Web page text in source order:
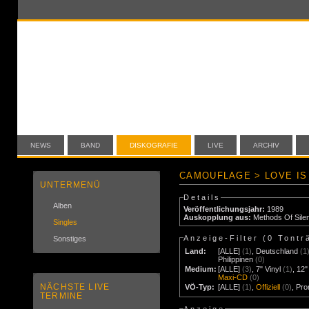
NEWS BAND DISKOGRAFIE LIVE ARCHIV
UNTERMENÜ
Alben
Singles
Sonstiges
NÄCHSTE LIVE
TERMINE
CAMOUFLAGE > LOVE
Details
Veröffentlichungsjahr: 1989
Auskopplung aus: Methods Of
Anzeige-Filter (0
Land:
[ALLE] (1) Deutschland
Philippinen (0)
Medium: [ALLE] (3) ,7" Vinyl (1)
Maxi-CD (0)
VÖ-Typ: [ALLE] (1) ,Offiziell (0)